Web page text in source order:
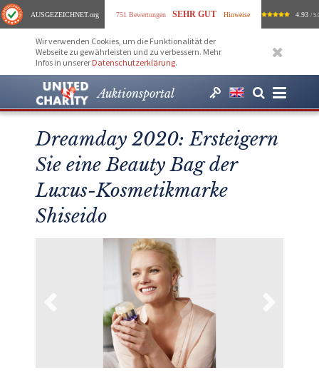
AUSGEZEICHNET.org 751 Bewertungen SEHR GUT Hinweise 4.93 /
Wir verwenden Cookies, um die Funktionalität der
Webseite zu gewährleisten und zu verbessern. Mehr
Infos in unserer Datenschutzerklärung.
Auktionsportal
Dreamday 2020: Ersteigern
Sie eine Beauty Bag der
Luxus-Kosmetikmarke
Shiseido